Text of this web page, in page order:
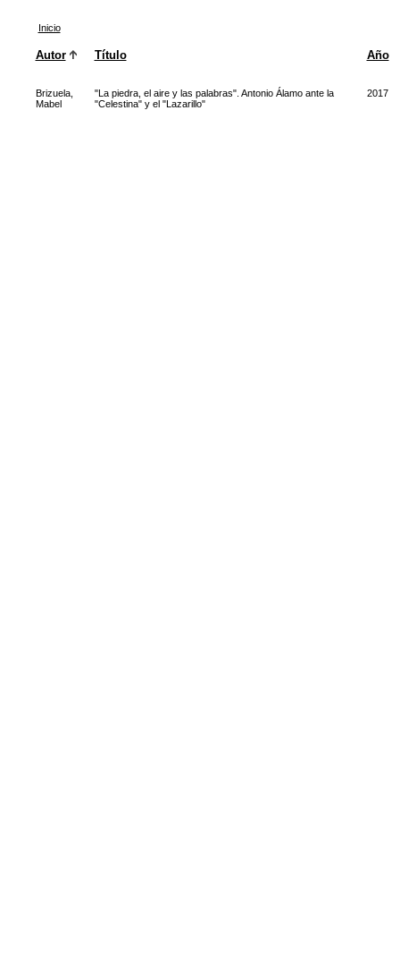
Inicio
Autor Título Año
Brizuela,
Mabel
"La piedra, el aire y las palabras". Antonio Álamo ante la
"Celestina" y el "Lazarillo"
2017